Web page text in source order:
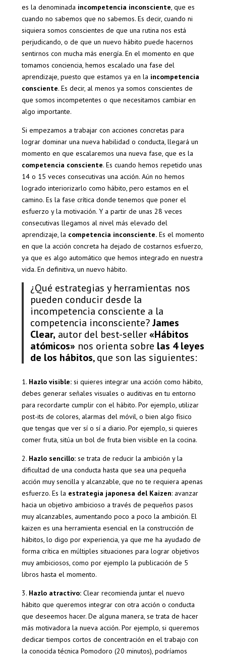
es la denominada incompetencia inconsciente, que es
cuando no sabemos que no sabemos. Es decir, cuando ni
siquiera somos conscientes de que una rutina nos está
perjudicando, o de que un nuevo hábito puede hacernos
sentirnos con mucha más energía. En el momento en que
tomamos conciencia, hemos escalado una fase del
aprendizaje, puesto que estamos ya en la incompetencia
consciente. Es decir, al menos ya somos conscientes de
que somos incompetentes o que necesitamos cambiar en
algo importante.
Si empezamos a trabajar con acciones concretas para
lograr dominar una nueva habilidad o conducta, llegará un
momento en que escalaremos una nueva fase, que es la
competencia consciente. Es cuando hemos repetido unas
14 o 15 veces consecutivas una acción. Aún no hemos
logrado interiorizarlo como hábito, pero estamos en el
camino. Es la fase crítica donde tenemos que poner el
esfuerzo y la motivación. Y a partir de unas 28 veces
consecutivas llegamos al nivel más elevado del
aprendizaje, la competencia inconsciente.Es el momento
en que la acción concreta ha dejado de costarnos esfuerzo,
ya que es algo automático que hemos integrado en nuestra
vida. En definitiva, un nuevo hábito.
¿Qué estrategias y herramientas nos
pueden conducir desde la
incompetencia consciente a la
competencia inconsciente?James
Clear, autor del best-seller«Hábitos
atómicos» nos orienta sobre las 4 leyes
de los hábitos, que son las siguientes:
1. Hazlo visible: si quieres integrar una acción como hábito,
debes generar señales visuales o auditivas en tu entorno
para recordarte cumplir con el hábito. Por ejemplo, utilizar
post-its de colores, alarmas del móvil, o bien algo físico
que tengas que ver sí o sí a diario. Por ejemplo, si quieres
comer fruta, sitúa un bol de fruta bien visible en la cocina.
2. Hazlo sencillo:se trata de reducir la ambición y la
dificultad de una conducta hasta que sea una pequeña
acción muy sencilla y alcanzable, que no te requiera apenas
esfuerzo. Es la estrategia japonesa del Kaizen: avanzar
hacia un objetivo ambicioso a través de pequeños pasos
muy alcanzables, aumentando poco a poco la ambición. El
kaizen es una herramienta esencial en la construcción de
hábitos, lo digo por experiencia, ya que me ha ayudado de
forma crítica en múltiples situaciones para lograr objetivos
muy ambiciosos, como por ejemplo la publicación de 5
libros hasta el momento.
3. Hazlo atractivo: Clear recomienda juntar el nuevo
hábito que queremos integrar con otra acción o conducta
que deseemos hacer. De alguna manera, se trata de hacer
más motivadora la nueva acción. Por ejemplo, si queremos
dedicar tiempos cortos de concentración en el trabajo con
la conocida técnica Pomodoro (20 minutos), podríamos